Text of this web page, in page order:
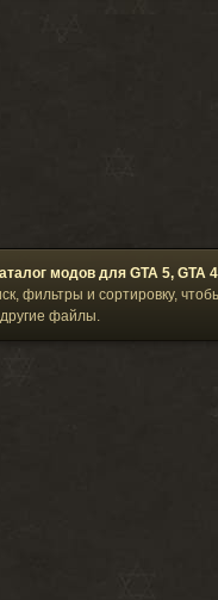
модов для GTA 5, GTA
фильтры и сортировку,
файлы.